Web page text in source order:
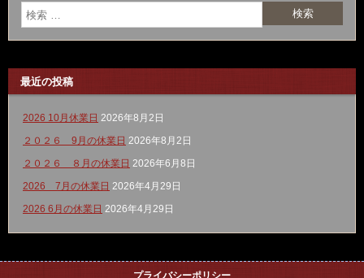
最近の投稿
2026 10月休業日 2026年8月2日
２０２６ 9月の休業日 2026年8月2日
２０２６ ８月の休業日 2026年6月8日
2026 7月の休業日 2026年4月29日
2026 6月の休業日 2026年4月29日
プライバシーポリシー